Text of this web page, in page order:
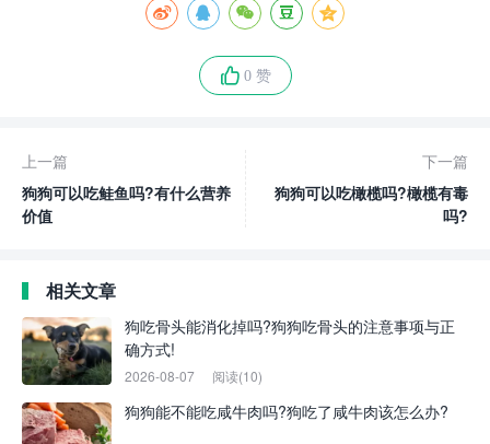
0 赞
上一篇
狗狗可以吃鲑鱼吗?有什么营养
价值
下一篇
狗狗可以吃橄榄吗?橄榄有毒
吗?
相关文章
狗吃骨头能消化掉吗?狗狗吃骨头的注意事项与正
确方式!
2026-08-07 阅读(10)
狗狗能不能吃咸牛肉吗?狗吃了咸牛肉该怎么办?